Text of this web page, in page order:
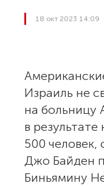
18 окт 2023 14:09
Израиль не
на больницу
в
500
Джо Байден
Биньямину